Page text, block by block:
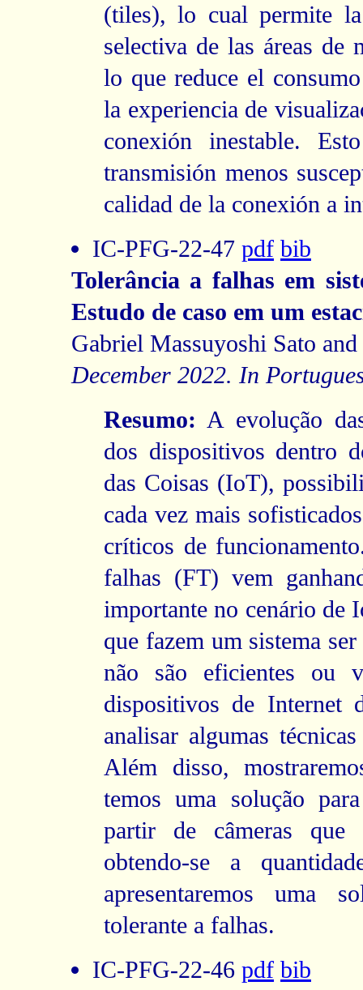
(tiles), lo cual permite
selectiva de las áreas de
lo que reduce el
la experiencia de
conexión inestable.
transmisión menos
calidad de la conexión a
IC-PFG-22-47 pdf bib
Tolerância a falhas em
Estudo de caso em um
Gabriel Massuyoshi Sato
December 2022. In
Resumo: A evolução
dos dispositivos dentro
das Coisas (IoT),
cada vez mais
críticos de
falhas (FT) vem
importante no cenário de
que fazem um sistema
não são eficientes ou
dispositivos de Internet
analisar algumas
Além disso,
temos uma solução
partir de câmeras que
obtendo-se a
apresentaremos uma
tolerante a falhas.
IC-PFG-22-46 pdf bib